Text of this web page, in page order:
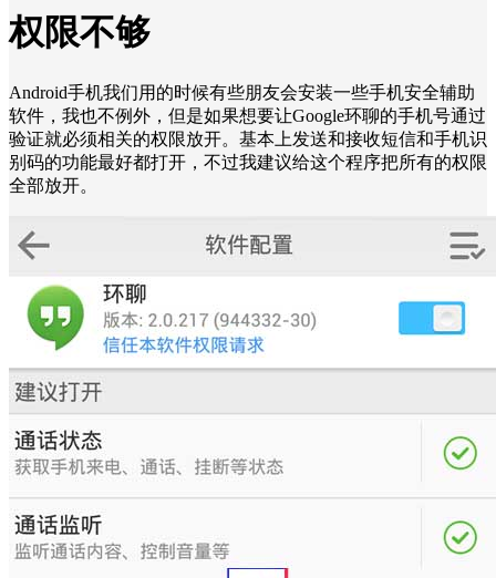
权限不够
Android手机我们用的时候有些朋友会安装一些手机安全辅助
软件，我也不例外，但是如果想要让Google环聊的手机号通过
验证就必须相关的权限放开。基本上发送和接收短信和手机识
别码的功能最好都打开，不过我建议给这个程序把所有的权限
全部放开。